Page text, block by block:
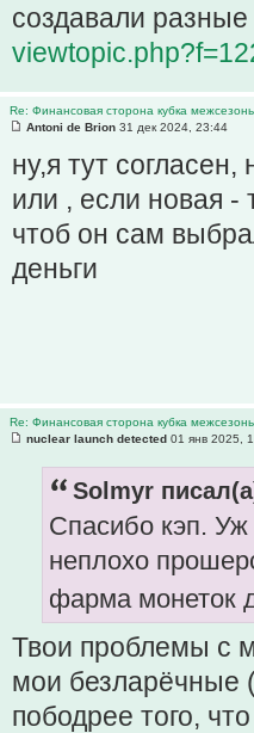
создавали
Re: Финансовая сторона кубка
Antoni de Brion 31 дек 2024, 23:44
ну,я тут
или , если новая -
чтоб он сам
деньги
Re: Финансовая сторона кубка
nuclear launch detected 01 янв 2025,
Solmyr
Спасибо кэп. Уж
неплохо
фарма монеток
Твои проблемы с
мои безларёчные
пободрее того,